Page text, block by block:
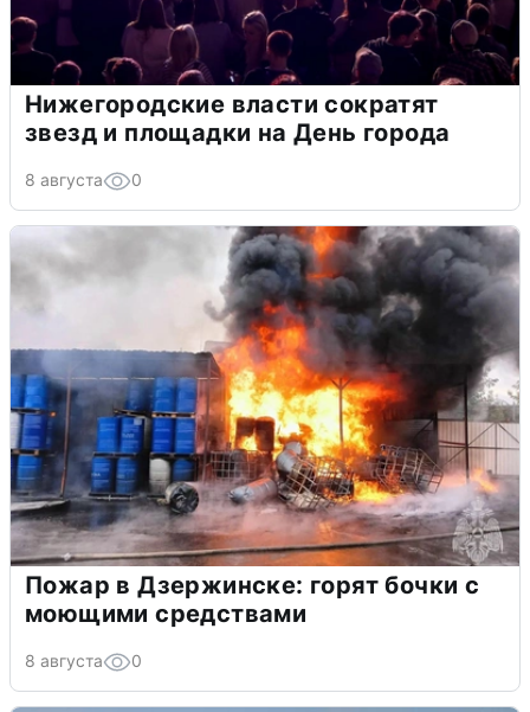
Нижегородские власти сократят
звезд и площадки на День города
8 августа 0
Пожар в Дзержинске: горят бочки с
моющими средствами
8 августа 0